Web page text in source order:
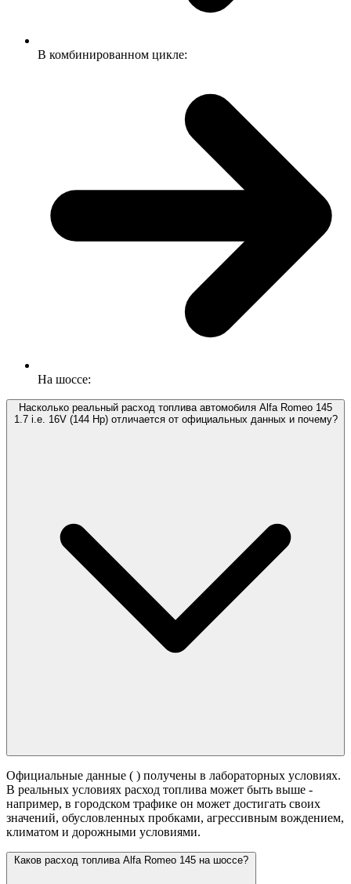
В комбинированном цикле:
На шоссе:
Насколько реальный расход топлива автомобиля Alfa Romeo 145
1.7 i.e. 16V (144 Hp) отличается от официальных данных и почему?
Официальные данные ( ) получены в лабораторных условиях.
В реальных условиях расход топлива может быть выше -
например, в городском трафике он может достигать своих
значений, обусловленных пробками, агрессивным вождением,
климатом и дорожными условиями.
Каков расход топлива Alfa Romeo 145 на шоссе?